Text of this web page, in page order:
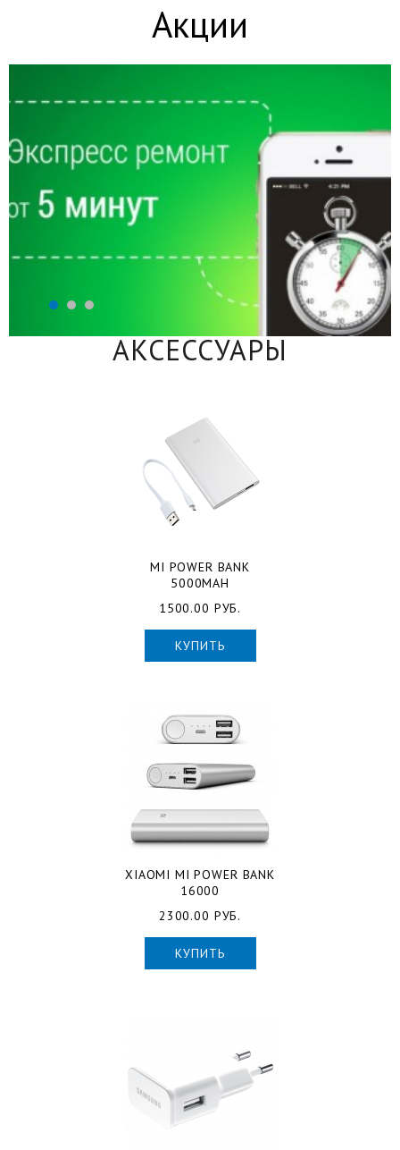
Акции
АКСЕССУАРЫ
MI POWER BANK
5000MAH
1500.00 РУБ.
КУПИТЬ
XIAOMI MI POWER BANK
16000
2300.00 РУБ.
КУПИТЬ